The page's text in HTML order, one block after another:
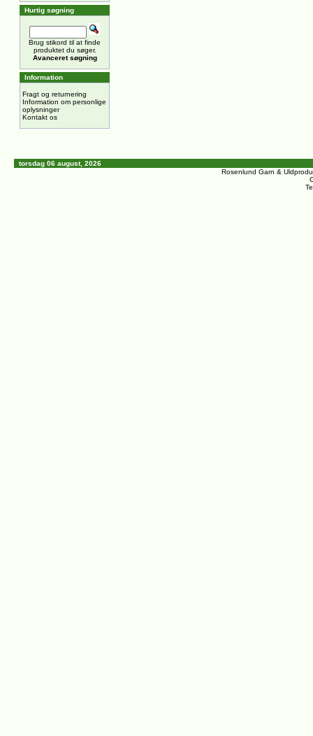
Hurtig søgning
Brug stikord til at finde
produktet du søger.
Avanceret søgning
Information
Fragt og returnering
Information om personlige
oplysninger
Kontakt os
torsdag 06 august, 2026
Rosenlund Garn &